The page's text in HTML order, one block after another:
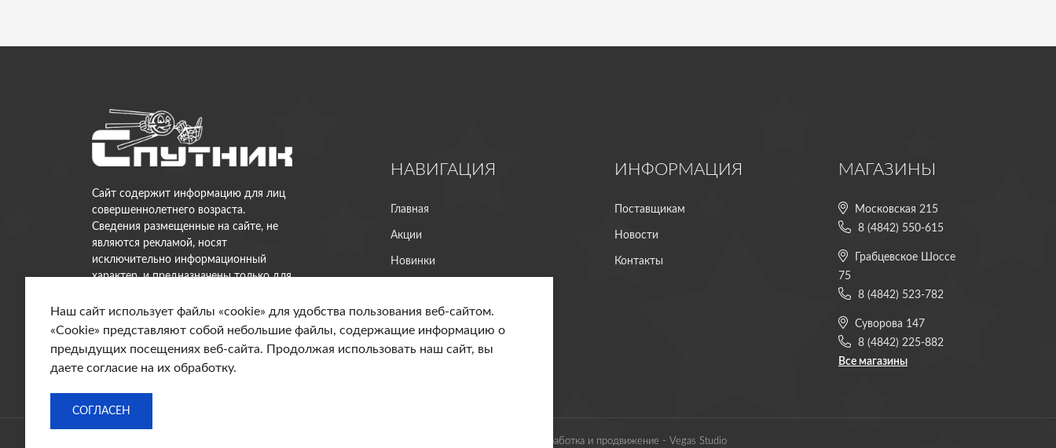
Сайт содержит информацию для лиц
совершеннолетнего возраста.
Сведения размещенные на сайте, не
являются рекламой, носят
исключительно информационный
характер, и предназначены только для
НАВИГАЦИЯ
Главная
Акции
Новинки
Система лояльности
Личный кабинет
ИНФОРМАЦИЯ
Поставщикам
Новости
Контакты
МАГАЗИНЫ
Московская 215
8 (4842) 550-615
Грабцевское Шоссе
75
8 (4842) 523-782
Суворова 147
8 (4842) 225-882
Все магазины
Copyright © 2020 - 2026. Спутник Калуга. Разработка и продвижение - Vegas Studio
Наш сайт использует файлы «cookie» для удобства пользования веб-сайтом.
«Cookie» представляют собой небольшие файлы, содержащие информацию о
предыдущих посещениях веб-сайта. Продолжая использовать наш сайт, вы
даете согласие на их обработку.
СОГЛАСЕН